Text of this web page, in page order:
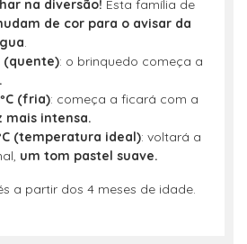
na diversão! Esta família de
de cor para o avisar da
.
(quente): o brinquedo começa a
(fria): começa a ficará com a
mais intensa.
(temperatura ideal): voltará a
um tom pastel suave.
a partir dos 4 meses de idade.